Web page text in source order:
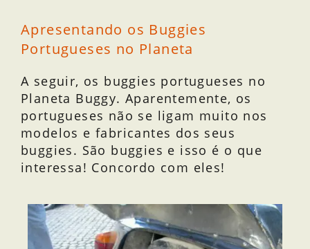
Apresentando os Buggies
Portugueses no Planeta
A seguir, os buggies portugueses no
Planeta Buggy. Aparentemente, os
portugueses não se ligam muito nos
modelos e fabricantes dos seus
buggies. São buggies e isso é o que
interessa! Concordo com eles!